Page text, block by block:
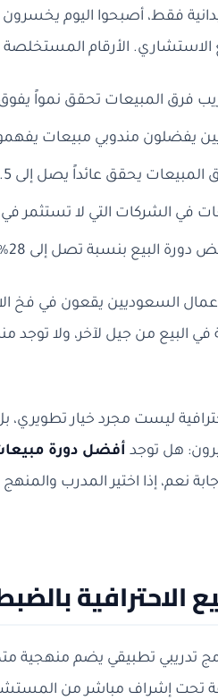
فقط، أصبحوا اليوم
الاستشاري. الأرقام
فرق المبيعات تحقق نمواً يفوق
عائداً يصل إلى 4.5 ريال خلال السنة الأولى
التي لا تستثمر في تدريبهم
تصل إلى 28% خلال الربع الأول من التطبيق
السعوديين يقعون في فخ
البيع من جيل لآخر، ولا توجد
ليست مجرد خيار
هل توجد أفضل دورة
نعم، إذا اختير المدرب
الاحترافية
تدريبي تطبيقي يضم منهجية